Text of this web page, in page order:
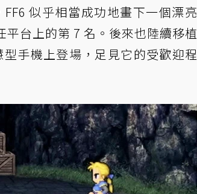
似乎相當成功地畫下一個漂亮
台上的第 7 名。後來也陸續移植
手機上登場，足見它的受歡迎程